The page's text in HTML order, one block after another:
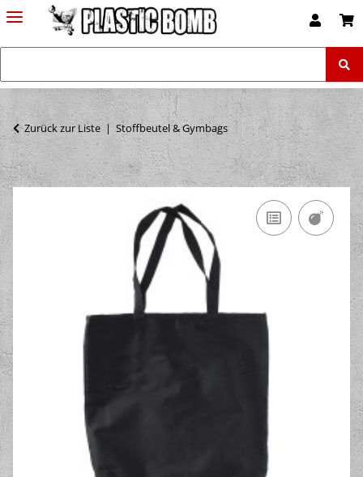
Zurück zur Liste Stoffbeutel & Gymbags